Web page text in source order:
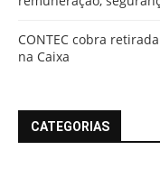
CONTEC cobra
na Caixa
CATEGORIAS